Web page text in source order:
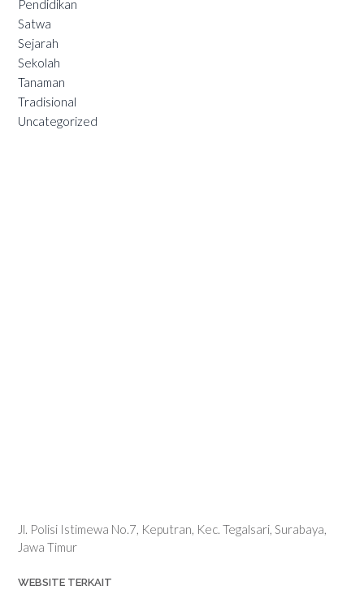
Pendidikan
Satwa
Sejarah
Sekolah
Tanaman
Tradisional
Uncategorized
Jl. Polisi Istimewa No.7, Keputran, Kec. Tegalsari, Surabaya,
Jawa Timur
WEBSITE TERKAIT